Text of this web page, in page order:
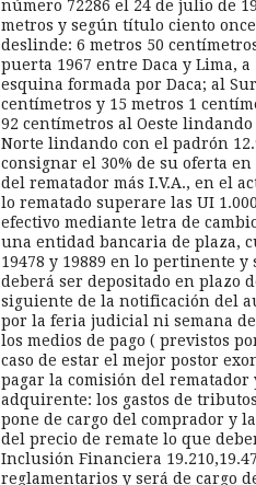
número 72286 el 24 de julio de
metros y según título ciento
deslinde: 6 metros 50
puerta 1967 entre Daca y Lima,
esquina formada por Daca; al
centímetros y 15 metros 1
92 centímetros al Oeste
Norte lindando con el padrón
consignar el 30% de su oferta
del rematador más I.V.A., en el
lo rematado superare las UI
efectivo mediante letra de
una entidad bancaria de plaza,
19478 y 19889 en lo pertinente
deberá ser depositado en plazo
siguiente de la notificación del
por la feria judicial ni semana
los medios de pago ( previstos
caso de estar el mejor postor
pagar la comisión del rematador
adquirente: los gastos de
pone de cargo del comprador y
del precio de remate lo que
Inclusión Financiera
reglamentarios y será de cargo